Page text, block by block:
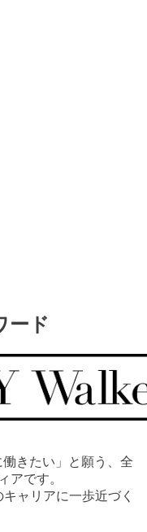
ード
きたい」と願う、全
アです。
ャリアに一歩近づく